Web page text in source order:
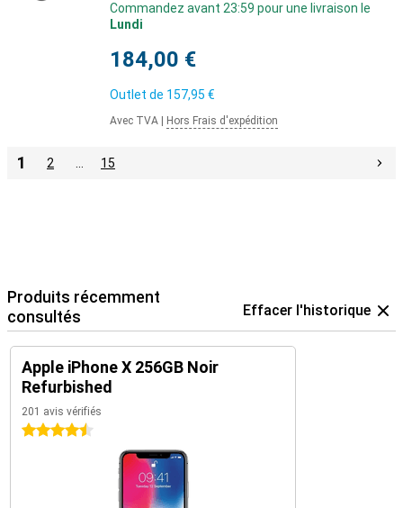
Commandez avant 23:59 pour une livraison le
Lundi
184,00 €
Outlet de 157,95 €
Avec TVA Hors Frais d'expédition
1 2 15
Produits récemment
consultés
Effacer l'historique
Apple iPhone X 256GB Noir
Refurbished
201 avis vérifiés
4.5 étoiles